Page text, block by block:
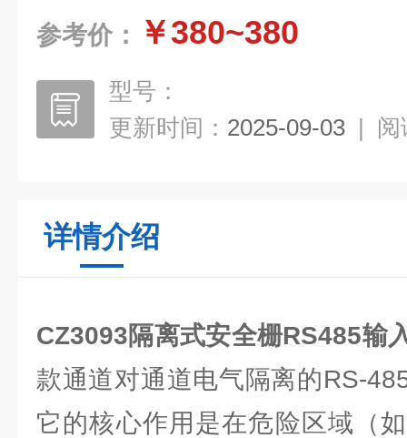
参考价： ￥380~380
型号：
更新时间： 2025-09-03 | 阅
详情介绍
CZ3093隔离式安全栅RS485输
款通道对通道电气隔离的RS-
它的核心作用是在危险区域（